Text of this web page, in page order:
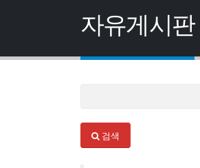
자유게시판
검색